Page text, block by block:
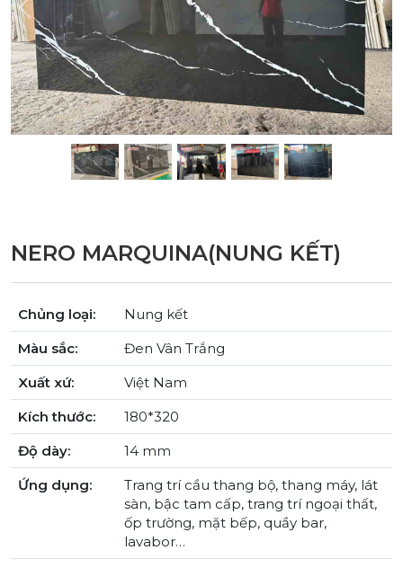
Previous
NERO MARQUINA(NUNG KẾT)
Chủng loại:
Nung kết
Màu sắc:
Đen Vân Trắng
Xuất xứ:
Việt Nam
Kích thước:
180*320
Độ dày:
14 mm
Ứng dụng:
Trang trí cầu thang bộ, thang máy, lát
sàn, bậc tam cấp, trang trí ngoại thất,
ốp trường, mặt bếp, quầy bar,
lavabor…